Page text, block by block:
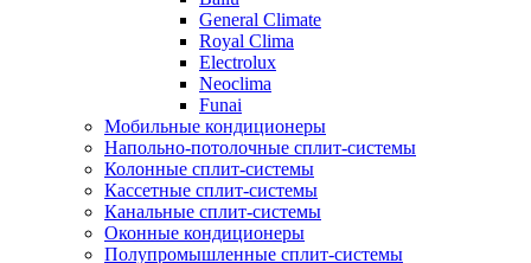
General Climate
Royal Clima
Electrolux
Neoclima
Funai
Мобильные кондиционеры
Напольно-потолоч​ные ​сплит-системы
Колонные ​​сплит-системы
Кассетные сплит-системы
Канальные сплит-системы
Оконные кондиционеры
Полупромышленные сплит-системы